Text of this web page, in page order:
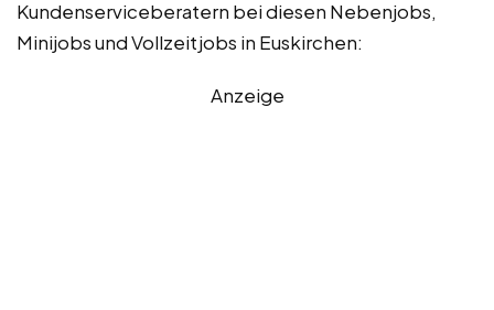
Kundenserviceberatern bei diesen Nebenjobs,
Minijobs und Vollzeitjobs in Euskirchen:
Anzeige